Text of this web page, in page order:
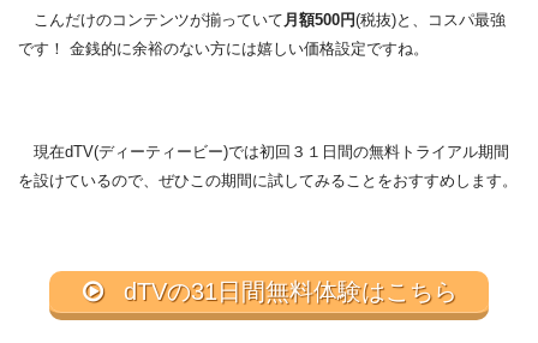
こんだけのコンテンツが揃っていて 月額500円(税抜)と、コスパ最強
です！ 金銭的に余裕のない方には嬉しい価格設定ですね。
現在dTV(ディーティービー)では初回３１日間の無料トライアル期間
を設けているので、ぜひこの期間に試してみることをおすすめします。
dTVの31日間無料体験はこちら